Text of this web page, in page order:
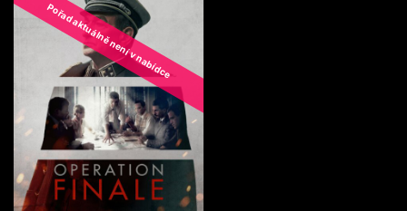
Pořad aktuálně není v nabídce